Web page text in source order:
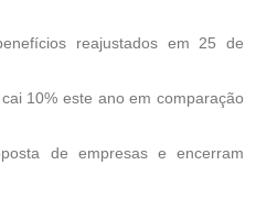
reajustados em 25 de
10% este ano em comparação
de empresas e encerram